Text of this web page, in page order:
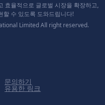
효율적으로 글로벌 시장을 확장하고,
할 수 있도록 도와드립니다!
Limited All right reserved.
문의하기
유용한 링크